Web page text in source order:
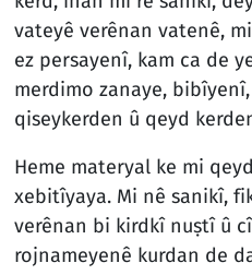
vateyê verênan vatenê,
ez persayenî, kam ca de
merdimo zanaye,
qiseykerden û qeyd
Heme materyal ke mi
xebitîyaya. Mi nê sanikî,
verênan bi kirdkî nuṣtî û
rojnameyenê kurdan de